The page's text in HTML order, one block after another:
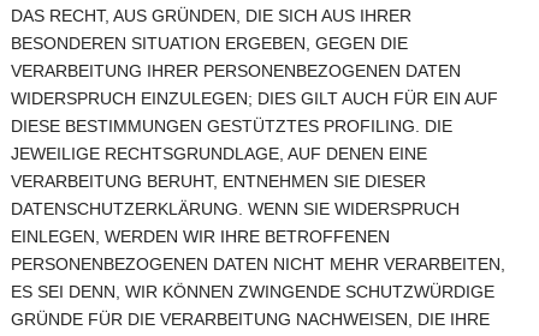
DAS RECHT, AUS GRÜNDEN, DIE SICH AUS IHRER
BESONDEREN SITUATION ERGEBEN, GEGEN DIE
VERARBEITUNG IHRER PERSONENBEZOGENEN DATEN
WIDERSPRUCH EINZULEGEN; DIES GILT AUCH FÜR EIN AUF
DIESE BESTIMMUNGEN GESTÜTZTES PROFILING. DIE
JEWEILIGE RECHTSGRUNDLAGE, AUF DENEN EINE
VERARBEITUNG BERUHT, ENTNEHMEN SIE DIESER
DATENSCHUTZERKLÄRUNG. WENN SIE WIDERSPRUCH
EINLEGEN, WERDEN WIR IHRE BETROFFENEN
PERSONENBEZOGENEN DATEN NICHT MEHR VERARBEITEN,
ES SEI DENN, WIR KÖNNEN ZWINGENDE SCHUTZWÜRDIGE
GRÜNDE FÜR DIE VERARBEITUNG NACHWEISEN, DIE IHRE